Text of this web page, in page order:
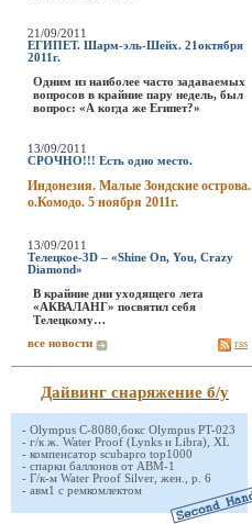
21/09/2011
ЕГИПЕТ. Шарм-эль-Шейх. 21октября
2011г.
Одним из наиболее часто задаваемых
вопросов в крайние пару недель, был
вопрос: «А когда же Египет?»
13/09/2011
СРОЧНО!!! Есть одно место.
Индонезия. Малые Зондские острова.
о.Комодо. 5 ноября 2011г.
13/09/2011
Телецкое-3D – «Shine On, You, Crazy
Diamond»
В крайние дни уходящего лета
«АКВАЛАНГ» посвятил себя
Телецкому…
все новости rss
Дайвинг снаряжение б/у
- Olympus C-8080,бокс Olympus PT-023
- г/к ж. Water Proof (Lynks и Libra), XL
- компенсатор scubapro top1000
- спарки баллонов от АВМ-1
- Г/к-м Water Proof Silver, жен., р. 6
- авм1 с ремкомлектом